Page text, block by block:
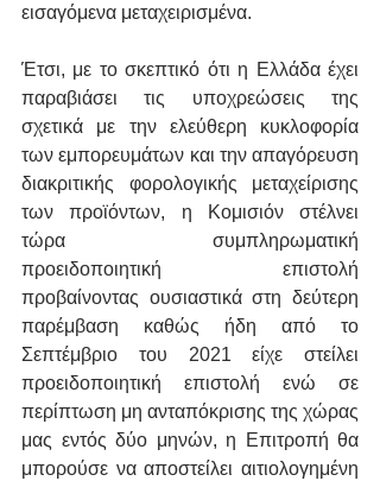
εισαγόμενα μεταχειρισμένα.
Έτσι, με το σκεπτικό ότι η Ελλάδα έχει
παραβιάσει τις υποχρεώσεις της
σχετικά με την ελεύθερη κυκλοφορία
των εμπορευμάτων και την απαγόρευση
διακριτικής φορολογικής μεταχείρισης
των προϊόντων, η Κομισιόν στέλνει
τώρα συμπληρωματική
προειδοποιητική επιστολή
προβαίνοντας ουσιαστικά στη δεύτερη
παρέμβαση καθώς ήδη από το
Σεπτέμβριο του 2021 είχε στείλει
προειδοποιητική επιστολή ενώ σε
περίπτωση μη ανταπόκρισης της χώρας
μας εντός δύο μηνών, η Επιτροπή θα
μπορούσε να αποστείλει αιτιολογημένη